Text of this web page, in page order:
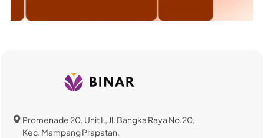
Promenade 20, Unit L, Jl. Bangka Raya No.20,
Kec. Mampang Prapatan,